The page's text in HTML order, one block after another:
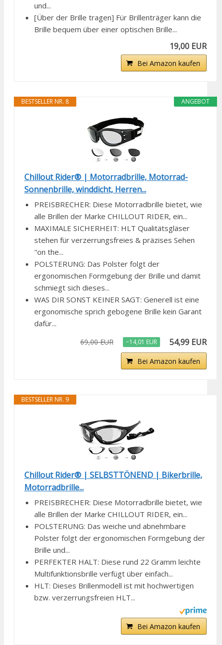
und...
[Über der Brille tragen] Für Brillenträger kann die
Brille bequem über einer optischen Brille...
19,00 EUR
Bei Amazon kaufen
ANGEBOT
BESTSELLER NR. 8
Chillout Rider® | Motorradbrille, Motorrad-
Sonnenbrille, winddicht, Herren...
PREISBRECHER: Diese Motorradbrille bietet, wie
alle Brillen der Marke CHILLOUT RIDER, ein...
MAXIMALE SICHERHEIT: HLT Qualitätsgläser
stehen für verzerrungsfreies & präzises Sehen
"on the...
POLSTERUNG: Das Polster folgt der
ergonomischen Formgebung der Brille und damit
schmiegt sich dieses...
WAS DIR SONST KEINER SAGT: Generell ist eine
ergonomische sprich gebogene Brille kein Garant
dafür...
69,00 EUR −14,01 EUR 54,99 EUR
Bei Amazon kaufen
BESTSELLER NR. 9
Chillout Rider® | SELBSTTÖNEND | Bikerbrille,
Motorradbrille...
PREISBRECHER: Diese Motorradbrille bietet, wie
alle Brillen der Marke CHILLOUT RIDER, ein...
POLSTERUNG: Das weiche und abnehmbare
Polster folgt der ergonomischen Formgebung der
Brille und...
PERFEKTER HALT: Diese rund 22 Gramm leichte
Multifunktionsbrille verfügt über einfach...
HLT: Dieses Brillenmodell ist mit hochwertigen
bzw. verzerrungsfreien HLT...
Bei Amazon kaufen